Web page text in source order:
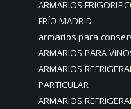
ARMARIOS
FRÍO MADRID
armarios para
ARMARIOS PARA
ARMARIOS
PARTICULAR
ARMARIOS